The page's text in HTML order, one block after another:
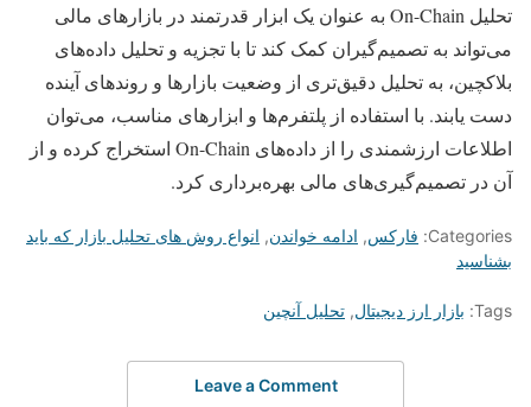
تحلیل On-Chain به عنوان یک ابزار قدرتمند در بازارهای مالی
می‌تواند به تصمیم‌گیران کمک کند تا با تجزیه و تحلیل داده‌های
بلاکچین، به تحلیل دقیق‌تری از وضعیت بازارها و روندهای آینده
دست یابند. با استفاده از پلتفرم‌ها و ابزارهای مناسب، می‌توان
اطلاعات ارزشمندی را از داده‌های On-Chain استخراج کرده و از
آن در تصمیم‌گیری‌های مالی بهره‌برداری کرد.
Categories: فارکس, ادامه خواندن, انواع روش های تحلیل بازار که باید
بشناسید
Tags: بازار ارز دیجیتال, تحلیل آنچین
Leave a Comment